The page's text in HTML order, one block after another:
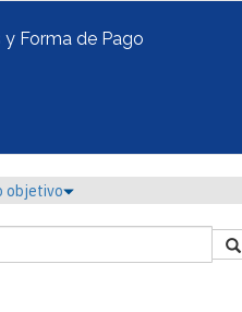
Forma de Pago
objetivo